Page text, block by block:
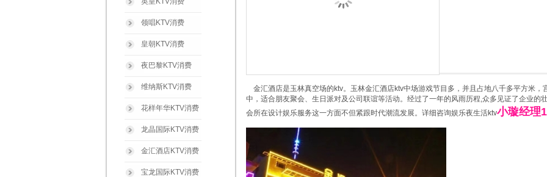
领唱KTV消费
皇朝KTV消费
夜巴黎KTV消费
维纳斯KTV消费
花样年华KTV消费
龙晶国际KTV消费
金汇酒店KTV消费
宝龙国际KTV消费
金汇酒店是玉林真空场的ktv。玉林金汇酒店ktv中场游戏节目多，并且占地八千多平方米，
中，适合朋友聚会、生日派对及公司联谊等活动。经过了一年的风雨历程,众多见证了企业的
会所在设计娱乐服务这一方面不但紧跟时代潮流发展。详细咨询娱乐夜生活ktv小璇经理